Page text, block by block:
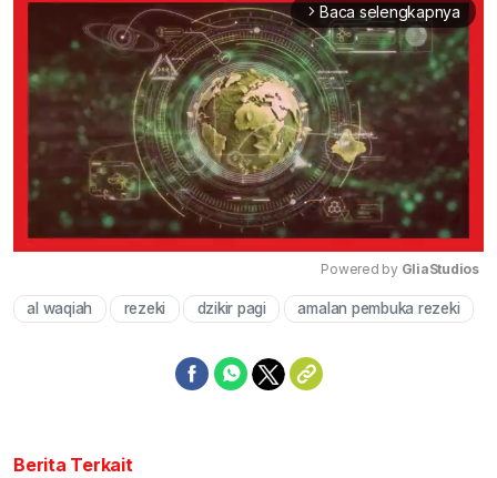
arrow_forward_ios Baca selengkapnya
Mute
Powered by GliaStudios
al waqiah rezeki dzikir pagi amalan pembuka rezeki
Berita Terkait